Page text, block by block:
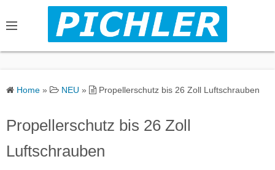
p
Home » NEU » Propellerschutz bis 26 Zoll Luftschrauben
Propellerschutz bis 26 Zoll
Luftschrauben